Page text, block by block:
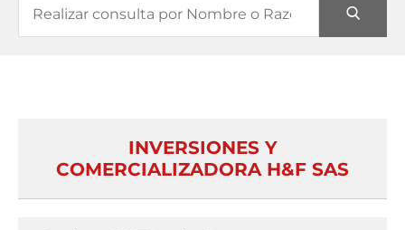
INVERSIONES Y
COMERCIALIZADORA H&F SAS